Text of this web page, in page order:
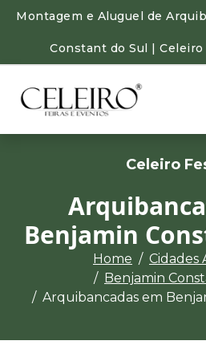
Montagem e Aluguel de
Constant do Sul |
Celeiro
Benjamin
Home
Cidades
Benjamin
Arquibancadas em